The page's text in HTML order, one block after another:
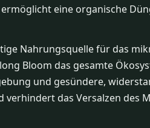
eine organische
Nahrungsquelle für das
Bloom das gesamte
und gesündere,
das Versalzen des